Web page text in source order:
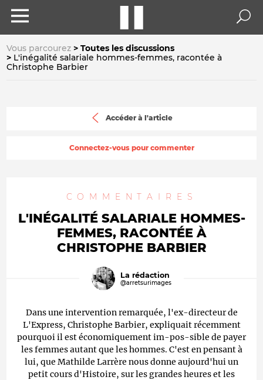
Vous parcourez
Toutes les discussions
L'inégalité salariale hommes-femmes, racontée à
Christophe Barbier
Accéder à l'article
Connectez-vous pour commenter
COMMENTAIRES
L'INÉGALITÉ SALARIALE HOMMES-
FEMMES, RACONTÉE À
CHRISTOPHE BARBIER
La rédaction
@arretsurimages
Dans une intervention remarquée, l'ex-directeur de
L'Express, Christophe Barbier, expliquait récemment
pourquoi il est économiquement im-pos-sible de payer
les femmes autant que les hommes. C'est en pensant à
lui, que Mathilde Larrère nous donne aujourd'hui un
petit cours d'Histoire, sur les grandes heures et les